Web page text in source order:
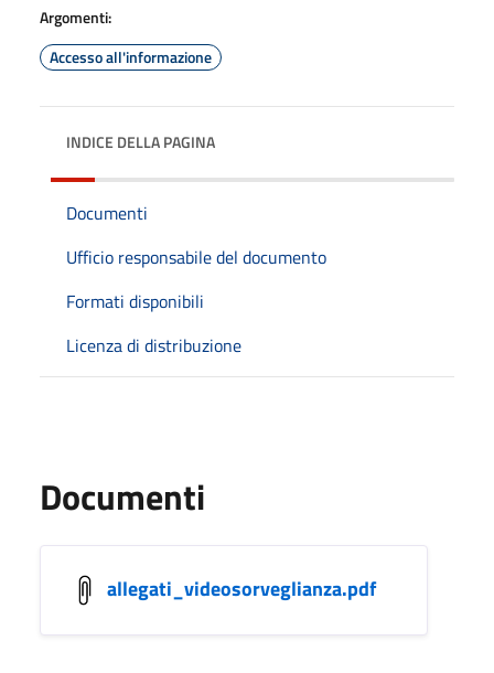
Argomenti:
Accesso all'informazione
INDICE DELLA PAGINA
Documenti
Ufficio responsabile del documento
Formati disponibili
Licenza di distribuzione
Documenti
allegati_videosorveglianza.pdf